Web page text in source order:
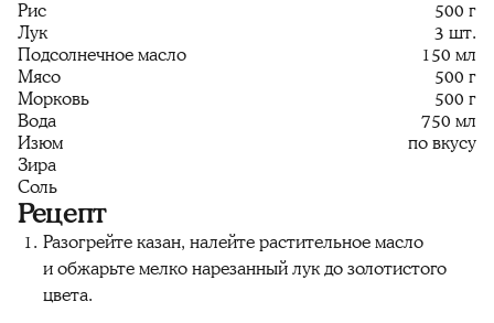
Рис
500 г
Лук
3 шт.
Подсолнечное масло
150 мл
Мясо
500 г
Морковь
500 г
Вода
750 мл
Изюм
по вкусу
Зира
Соль
Рецепт
Разогрейте казан, налейте растительное масло
и обжарьте мелко нарезанный лук до золотистого
цвета.